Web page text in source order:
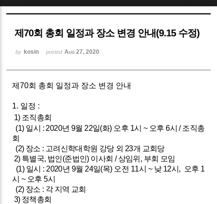
제70회 총회 일정과 장소 변경 안내(9.15 수정)
by kosin posted Aug 27, 2020
제70회 총회 일정과 장소 변경 안내
1. 일정 :
1) 조직총회
(1) 일시 : 2020년 9월 22일(화) 오후 1시 ~ 오후 6시 / 조직총
회
(2) 장소 : 고려신학대학원 강당 외 23개 교회당
2) 특별국, 법인(준법인) 이사회 /상임위, 부회 모임
(1) 일시 : 2020년 9월 24일(목) 오전 11시 ~ 낮 12시, 오후 1
시 ~ 오후 5시
(2) 장소 : 각 지역 교회
3) 정책총회
Sketchbook5, 스케치북5
Sketchbook5, 스케치북5